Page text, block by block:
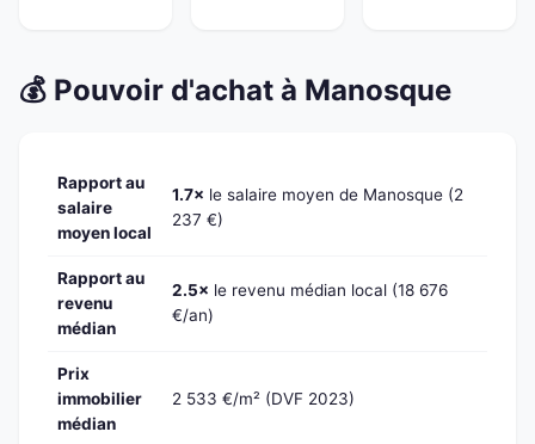
💰 Pouvoir d'achat à Manosque
Rapport au
salaire
moyen local
1.7× le salaire moyen de Manosque (2
237 €)
Rapport au
revenu
médian
2.5× le revenu médian local (18 676
€/an)
Prix
immobilier
médian
2 533 €/m² (DVF 2023)